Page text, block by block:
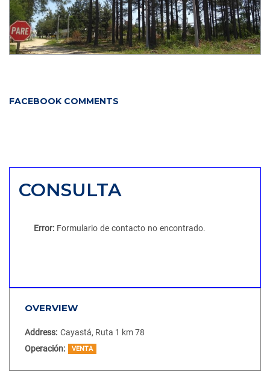
FACEBOOK COMMENTS
CONSULTA
Error: Formulario de contacto no encontrado.
OVERVIEW
Address: Cayastá, Ruta 1 km 78
Operación:
VENTA